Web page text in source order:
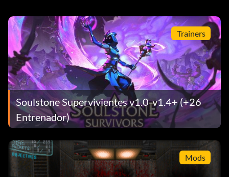
Trainers
Soulstone Supervivientes v1.0-v1.4+ (+26
Entrenador)
Mods